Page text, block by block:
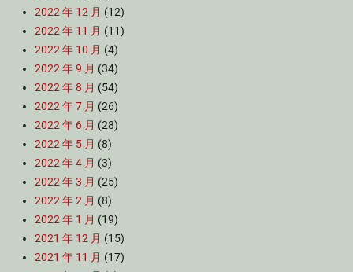
2022 年 12 月 (12)
2022 年 11 月 (11)
2022 年 10 月 (4)
2022 年 9 月 (34)
2022 年 8 月 (54)
2022 年 7 月 (26)
2022 年 6 月 (28)
2022 年 5 月 (8)
2022 年 4 月 (3)
2022 年 3 月 (25)
2022 年 2 月 (8)
2022 年 1 月 (19)
2021 年 12 月 (15)
2021 年 11 月 (17)